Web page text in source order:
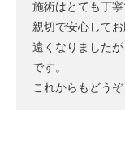
施術はとても丁
親切で安心して
遠くなりました
です。
これからもどう